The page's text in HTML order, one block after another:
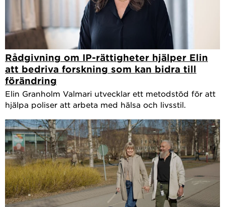
Rådgivning om IP-rättigheter hjälper Elin
att bedriva forskning som kan bidra till
förändring
Elin Granholm Valmari utvecklar ett metodstöd för att
hjälpa poliser att arbeta med hälsa och livsstil.